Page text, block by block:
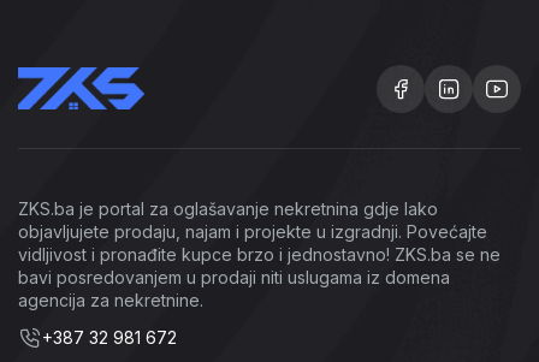
ZKS.ba je portal za oglašavanje nekretnina gdje lako
objavljujete prodaju, najam i projekte u izgradnji. Povećajte
vidljivost i pronađite kupce brzo i jednostavno! ZKS.ba se ne
bavi posredovanjem u prodaji niti uslugama iz domena
agencija za nekretnine.
+387 32 981 672